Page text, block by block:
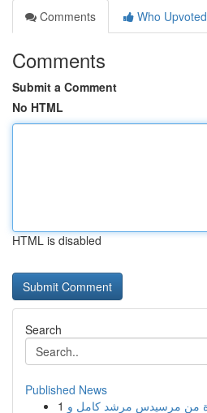
Comments
Who Upvoted
Comments
Submit a Comment
No HTML
HTML is disabled
Search
Published News
1